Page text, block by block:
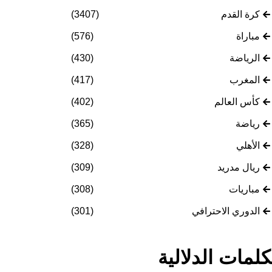
كرة القدم (3407)
مباراة (576)
الرياضة (430)
المغرب (417)
كأس العالم (402)
رياضة (365)
الأهلي (328)
ريال مدريد (309)
مباريات (308)
الدوري الاحترافي (301)
الدلالية